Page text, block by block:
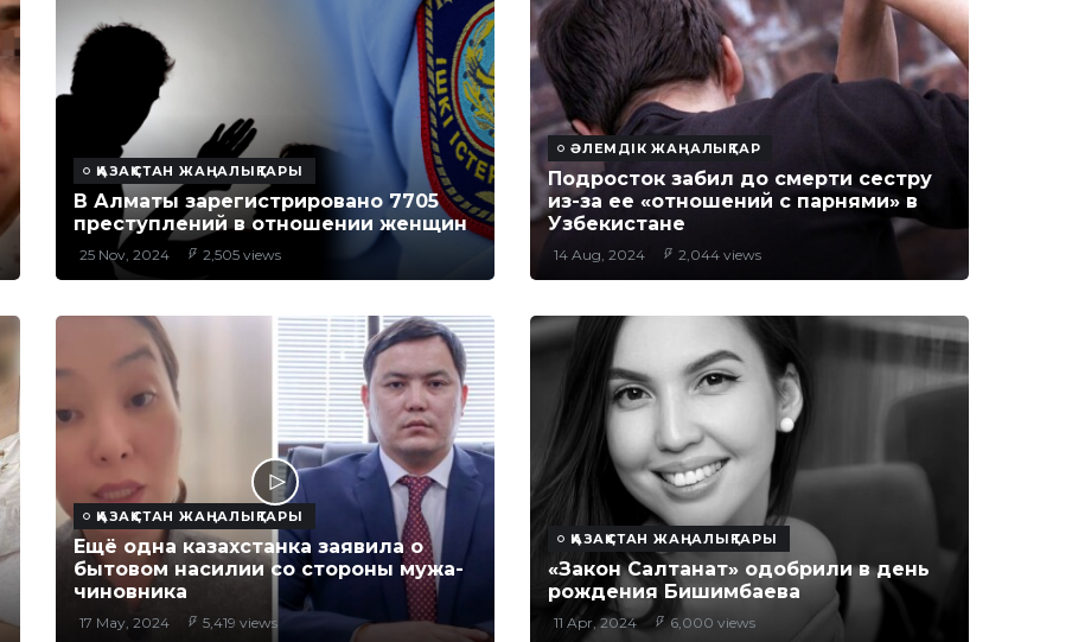
ҚАЗАҚСТАН ЖАҢАЛЫҚТАРЫ
В Алматы зарегистрировано 7705
преступлений в отношении женщин
25 Nov, 2024 2,505 views
ӘЛЕМДІК ЖАҢАЛЫҚТАР
Подросток забил до смерти сестру
из-за ее «отношений с парнями» в
Узбекистане
14 Aug, 2024 2,044 views
ҚАЗАҚСТАН ЖАҢАЛЫҚТАРЫ
Ещё одна казахстанка заявила о
бытовом насилии со стороны мужа-
чиновника
17 May, 2024 5,419 views
ҚАЗАҚСТАН ЖАҢАЛЫҚТАРЫ
«Закон Салтанат» одобрили в день
рождения Бишимбаева
11 Apr, 2024 6,000 views